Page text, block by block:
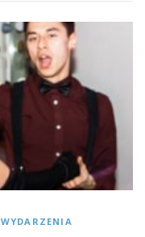
WYDARZENIA